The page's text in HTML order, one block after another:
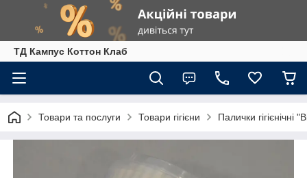
ТД Кампус Коттон Клаб
Товари та послуги Товари гігієни Палички гігієнічні